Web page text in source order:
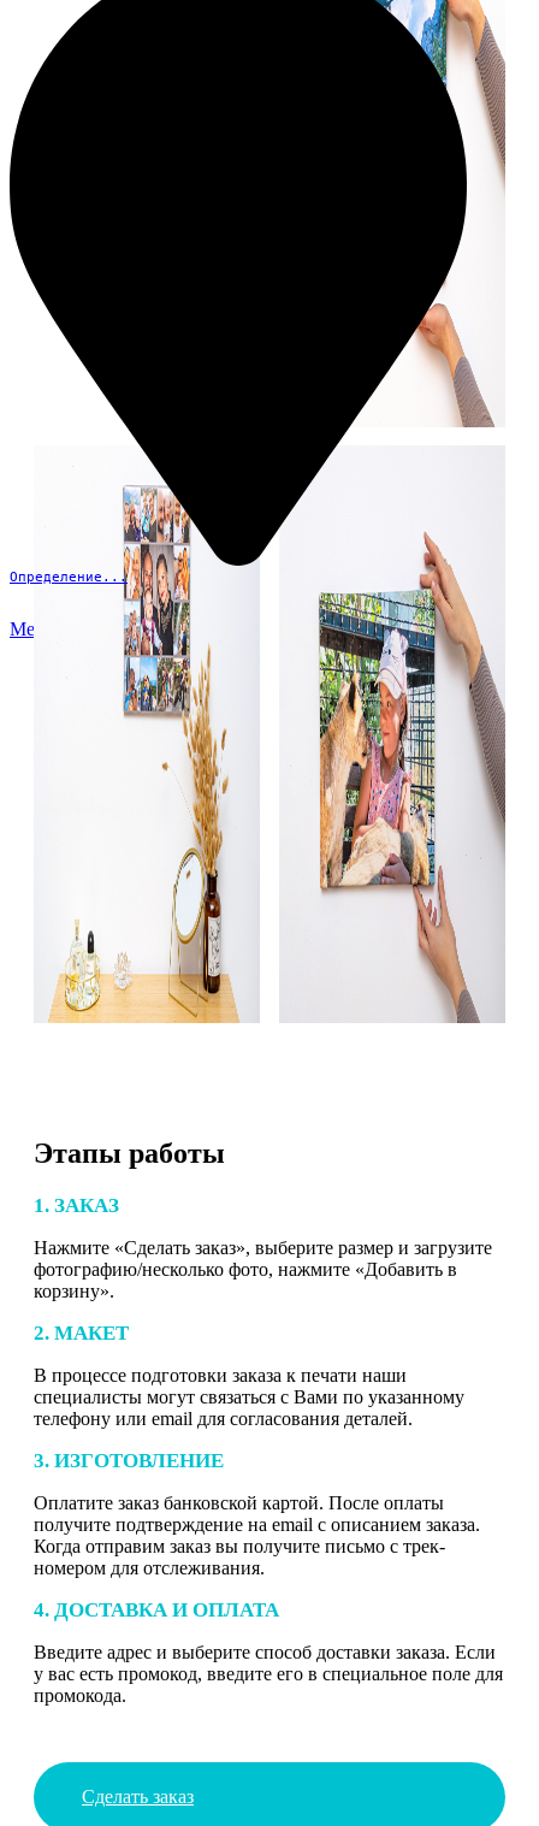
Определение...
Меню
Этапы работы
1. ЗАКАЗ
Нажмите «Сделать заказ», выберите размер и загрузите
фотографию/несколько фото, нажмите «Добавить в
корзину».
2. МАКЕТ
В процессе подготовки заказа к печати наши
специалисты могут связаться с Вами по указанному
телефону или email для согласования деталей.
3. ИЗГОТОВЛЕНИЕ
Оплатите заказ банковской картой. После оплаты
получите подтверждение на email с описанием заказа.
Когда отправим заказ вы получите письмо с трек-
номером для отслеживания.
4. ДОСТАВКА И ОПЛАТА
Введите адрес и выберите способ доставки заказа. Если
у вас есть промокод, введите его в специальное поле для
промокода.
Сделать заказ